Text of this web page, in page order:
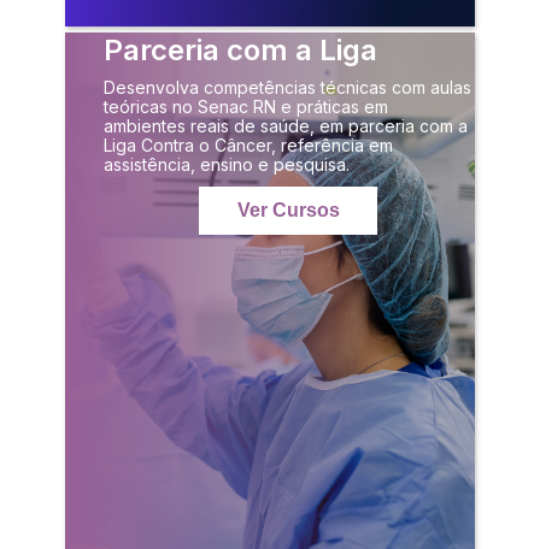
Parceria com a Liga
Desenvolva competências técnicas com aulas
teóricas no Senac RN e práticas em
ambientes reais de saúde, em parceria com a
Liga Contra o Câncer, referência em
assistência, ensino e pesquisa.
Ver Cursos